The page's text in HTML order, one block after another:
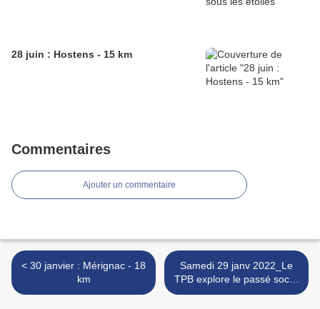
28 juin : Hostens - 15 km
Commentaires
Ajouter un commentaire
< 30 janvier : Mérignac - 18
km
Samedi 29 janv 2022_Le
TPB explore le passé social
de Pessac.. >